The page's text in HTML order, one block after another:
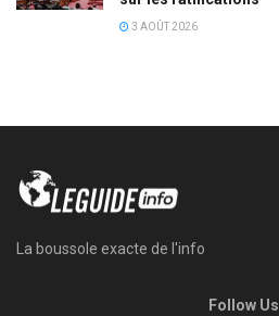
3 AOÛT 2026
La boussole exacte de l'info
Follow Us